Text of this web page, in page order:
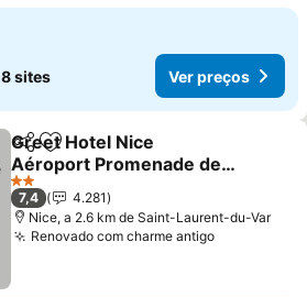
8 sites Ver preços
PartilharAdicionar aos favoritos
Greet Hotel Nice
Aéroport Promenade des
Anglais
2 Estrelas
7,4
4.281
Nice, a 2.6 km de Saint-Laurent-du-Var
Renovado com charme antigo